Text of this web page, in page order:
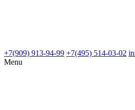
+7(909) 913-94-99 +7(495) 514-03-02
Menu